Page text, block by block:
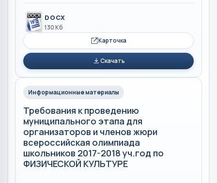
DOCX
130 Кб
Карточка
Скачать
Информационные материалы
Требования к проведению
муниципального этапа для
организаторов и членов жюри
всероссийская олимпиада
школьников 2017-2018 уч.год по
ФИЗИЧЕСКОЙ КУЛЬТУРЕ